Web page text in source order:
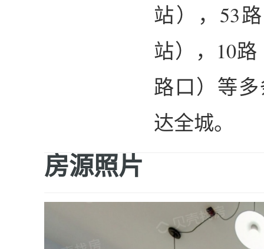
站），53
站），10
路口）等
达全城。
房源照片